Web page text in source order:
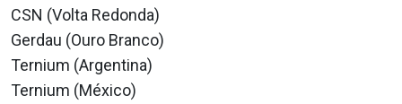
CSN (Volta Redonda)
Gerdau (Ouro Branco)
Ternium (Argentina)
Ternium (México)